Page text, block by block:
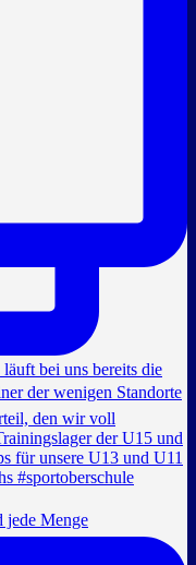
Menge